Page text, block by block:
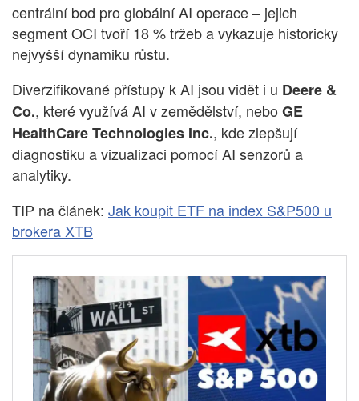
centrální bod pro globální AI operace – jejich
segment OCI tvoří 18 % tržeb a vykazuje historicky
nejvyšší dynamiku růstu.
Diverzifikované přístupy k AI jsou vidět i u Deere &
Co., které využívá AI v zemědělství, nebo GE
HealthCare Technologies Inc., kde zlepšují
diagnostiku a vizualizaci pomocí AI senzorů a
analytiky.
TIP na článek: Jak koupit ETF na index S&P500 u
brokera XTB